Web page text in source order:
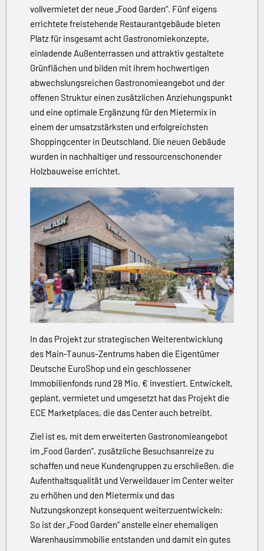
vollvermietet der neue „Food Garden“. Fünf eigens
errichtete freistehende Restaurantgebäude bieten
Platz für insgesamt acht Gastronomiekonzepte,
einladende Außenterrassen und attraktiv gestaltete
Grünflächen und bilden mit ihrem hochwertigen
abwechslungsreichen Gastronomieangebot und der
offenen Struktur einen zusätzlichen Anziehungspunkt
und eine optimale Ergänzung für den Mietermix in
einem der umsatzstärksten und erfolgreichsten
Shoppingcenter in Deutschland. Die neuen Gebäude
wurden in nachhaltiger und ressourcenschonender
Holzbauweise errichtet.
In das Projekt zur strategischen Weiterentwicklung
des Main-Taunus-Zentrums haben die Eigentümer
Deutsche EuroShop und ein geschlossener
Immobilienfonds rund 28 Mio. € investiert. Entwickelt,
geplant, vermietet und umgesetzt hat das Projekt die
ECE Marketplaces, die das Center auch betreibt.
Ziel ist es, mit dem erweiterten Gastronomieangebot
im „Food Garden“, zusätzliche Besuchsanreize zu
schaffen und neue Kundengruppen zu erschließen, die
Aufenthaltsqualität und Verweildauer im Center weiter
zu erhöhen und den Mietermix und das
Nutzungskonzept konsequent weiterzuentwickeln:
So ist der „Food Garden“ anstelle einer ehemaligen
Warenhausimmobilie entstanden und damit ein gutes